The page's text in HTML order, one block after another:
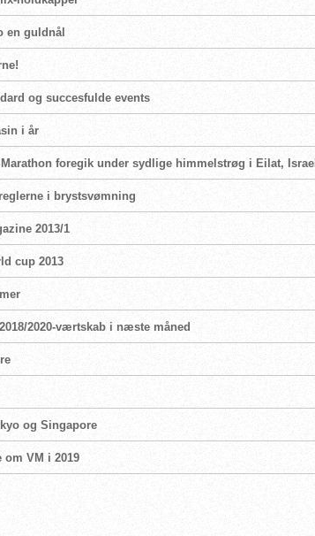
en guldnål
og succesfulde events
i år
Marathon foregik under sydlige himmelstrøg i Eilat, Israel
i brystsvømning
2013/1
cup 2013
2020-værtskab i næste måned
og Singapore
om VM i 2019